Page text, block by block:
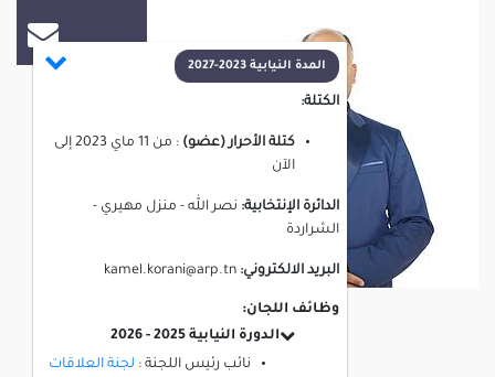
المدة النيابية 2023-2027
الكتلة:
كتلة الأحرار (عضو): من 11 ماي 2023
إلى
الآن
الدائرة الإنتخابية: نصر الله - منزل مهيري -
الشراردة
البريد الالكتروني: kamel.korani@arp.tn
وظائف اللجان:
الدورة النيابية 2025 - 2026
نائب رئيس اللجنة : لجنة العلاقات